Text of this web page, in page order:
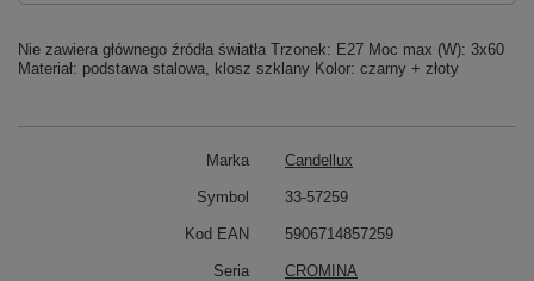
Nie zawiera głównego źródła światła Trzonek: E27 Moc max (W): 3x60
Materiał: podstawa stalowa, klosz szklany Kolor: czarny + złoty
Marka Candellux
Symbol 33-57259
Kod EAN 5906714857259
Seria CROMINA